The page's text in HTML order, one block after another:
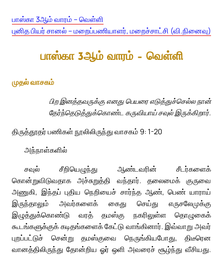
பாஸ்கா 3ஆம் வாரம் – வெள்ளி
புனித பியர் சானல் – மறைப்பணியாளர், மறைச்சாட்சி (வி.நினைவு)
பாஸ்கா 3ஆம் வாரம் – வெள்ளி
முதல் வாசகம்
பிற இனத்தவருக்கு எனது பெயரை எடுத்துச்செல்ல நான்
தேர்ந்தெடுத்துக்கொண்ட கருவியாய் சவுல் இருக்கிறார்.
திருத்தூதர் பணிகள் நூலிலிருந்து வாசகம் 9: 1-20
அந்நாள்களில்
சவுல் சீறியெழுந்து ஆண்டவரின் சீடர்களைக்
கொன்றுவிடுவதாக அச்சுறுத்தி வந்தார். தலைமைக் குருவை
அணுகி, இந்தப் புதிய நெறியைச் சார்ந்த ஆண், பெண் யாராய்
இருந்தாலும் அவர்களைக் கைது செய்து எருசலேமுக்கு
இழுத்துக்கொண்டு வரத் தமஸ்கு நகரிலுள்ள தொழுகைக்
கூடங்களுக்குக் கடிதங்களைக் கேட்டு வாங்கினார். இவ்வாறு அவர்
புறப்பட்டுச் சென்று தமஸ்குவை நெருங்கியபோது, திடீரென
வானத்திலிருந்து தோன்றிய ஓர் ஒளி அவரைச் சூழ்ந்து வீசியது.